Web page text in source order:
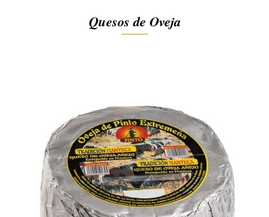
Quesos de Oveja